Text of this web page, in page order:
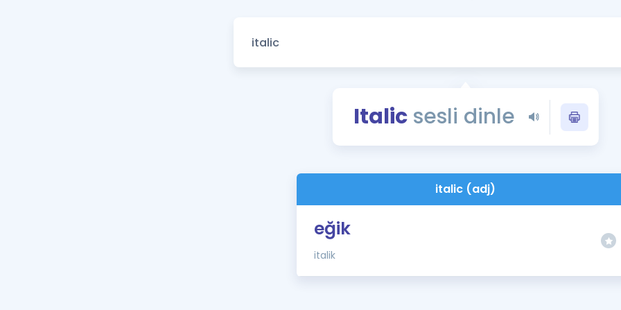
Tüm ÖSYM
Blog
YDS - YÖKDİL
İngilizce Gramer
Italicsesli dinle
italic (adj)
eğik
italik